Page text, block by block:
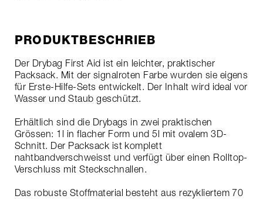
PRODUKTBESCHRIEB
Der Drybag First Aid ist ein leichter, praktischer
Packsack. Mit der signalroten Farbe wurden sie eigens
für Erste-Hilfe-Sets entwickelt. Der Inhalt wird ideal vor
Wasser und Staub geschützt.
Erhältlich sind die Drybags in zwei praktischen
Grössen: 1l in flacher Form und 5l mit ovalem 3D-
Schnitt. Der Packsack ist komplett
nahtbandverschweisst und verfügt über einen Rolltop-
Verschluss mit Steckschnallen.
Das robuste Stoffmaterial besteht aus rezykliertem 70